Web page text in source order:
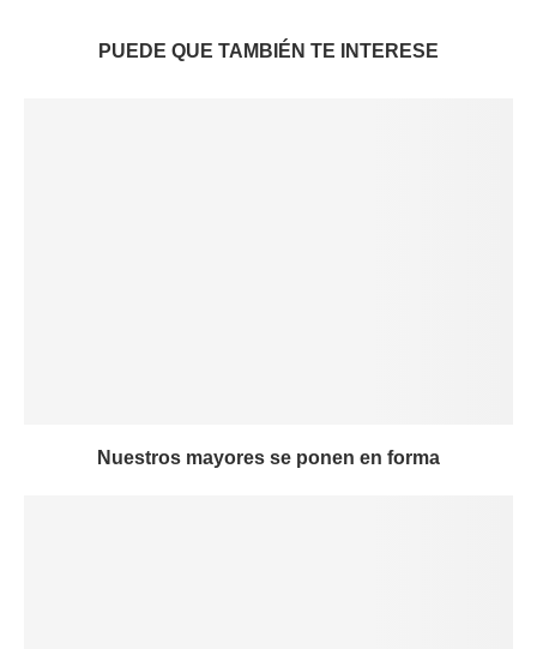
PUEDE QUE TAMBIÉN TE INTERESE
Nuestros mayores se ponen en forma